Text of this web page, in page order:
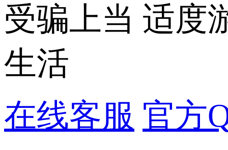
受骗上当 适度
生活
在线客服 官方